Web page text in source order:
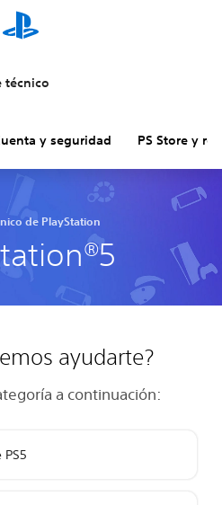
técnico
y seguridad PS Store y
de PlayStation
ayudarte?
a continuación: